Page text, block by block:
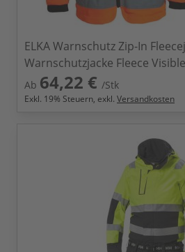
ELKA Warnschutz Zip-In
Warnschutzjacke Fleece
Ab 64,22 € /Stk
Exkl. 19% Steuern, exkl. Versandkosten